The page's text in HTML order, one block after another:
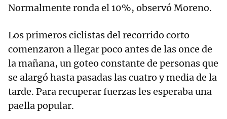
Normalmente ronda el 10%, observó Moreno.
Los primeros ciclistas del recorrido corto
comenzaron a llegar poco antes de las once de
la mañana, un goteo constante de personas que
se alargó hasta pasadas las cuatro y media de la
tarde. Para recuperar fuerzas les esperaba una
paella popular.